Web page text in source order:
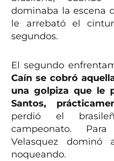
dominaba la escena
le arrebató el
segundos.
El segundo
Caín se cobró
una golpiza que le
Santos,
perdió el
campeonato.
Velasquez
noqueando.